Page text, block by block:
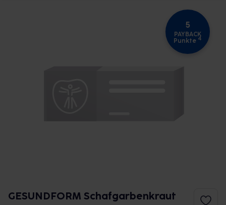
5
PAYBACK
Punkte 4
GESUNDFORM Schafgarbenkraut